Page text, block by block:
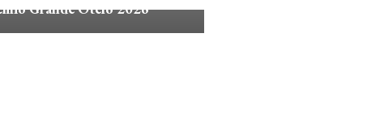
Grande Otelo 2026